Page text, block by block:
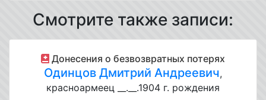
Смотрите также записи:
Донесения о безвозвратных потерях
Одинцов Дмитрий Андреевич,
красноармеец __.__.1904 г. рождения